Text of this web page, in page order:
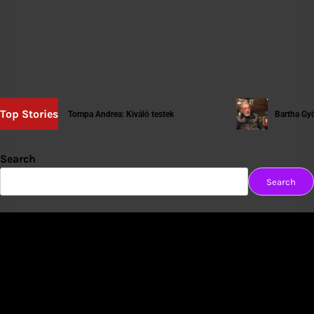
Top StoriesTompa Andrea: Kiváló testek Bartha György:
Search
Search